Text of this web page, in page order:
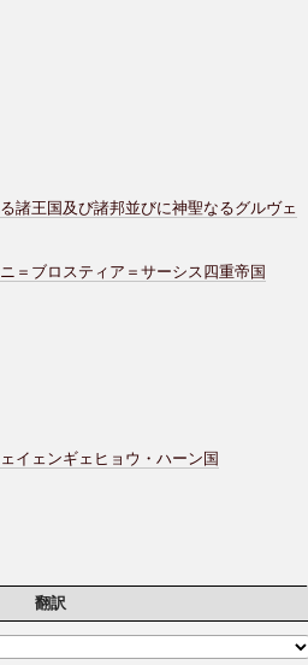
諸王国及び諸邦並びに神聖なるグルヴェ
＝ブロスティア＝サーシス四重帝国
イェンギェヒョウ・ハーン国
翻訳